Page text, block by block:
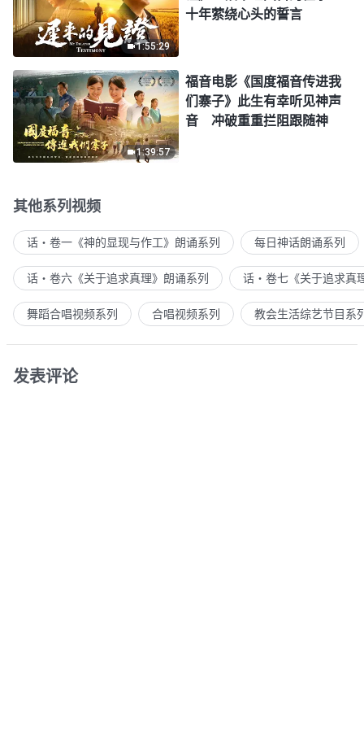
1:55:29
十年萦绕心头的誓言
1:39:57
福音电影《国度福音传进我
们寨子》此生有幸听见神声
音 冲破重重拦阻跟随神
其他系列视频
话・卷一《神的显现与作工》朗诵系列 每日神话朗诵系列
话・卷六《关于追求真理》朗诵系列 话・卷七《关于追求真
舞蹈合唱视频系列 合唱视频系列 教会生活综艺节目系
发表评论